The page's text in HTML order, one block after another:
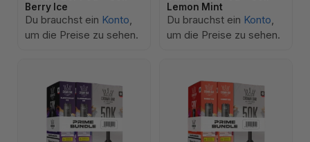
Berry Ice
Du brauchst ein Konto,
um die Preise zu sehen.
Lemon Mint
Du brauchst ein Konto,
um die Preise zu sehen.